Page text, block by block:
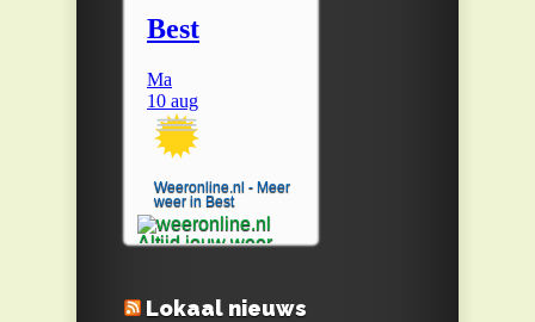
Weeronline.nl - Meer
weer in Best
Lokaal nieuws